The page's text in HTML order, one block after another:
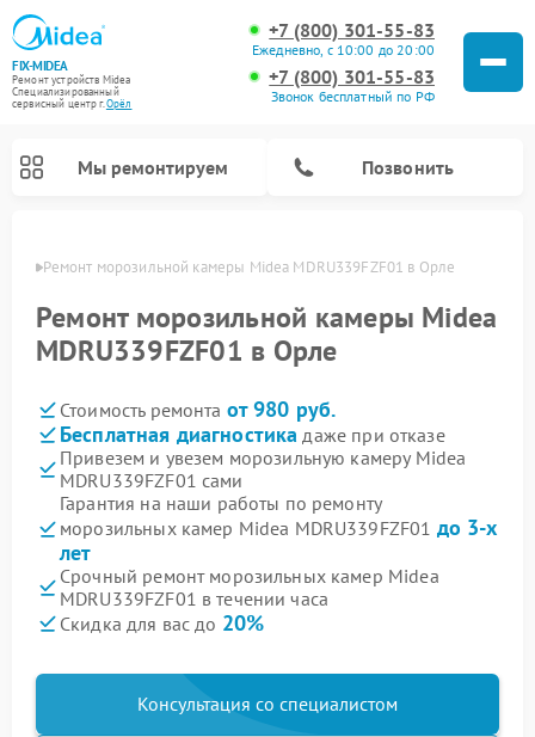
FIX-MIDEA
Ремонт устройств Midea
Специализированный
cервисный центр г.Орёл
+7 (800) 301-55-83
Ежедневно, с 10:00 до 20:00
+7 (800) 301-55-83
Звонок бесплатный по РФ
Мы ремонтируем Позвонить
Ремонт морозильной камеры Midea MDRU339FZF01 в Орле
Ремонт морозильной камеры Midea
MDRU339FZF01 в Орле
Стоимость ремонта от 980 руб.
Бесплатная диагностика даже при отказе
Привезем и увезем морозильную камеру Midea
MDRU339FZF01 сами
Гарантия на наши работы по ремонту
морозильных камер Midea MDRU339FZF01 до 3-х
лет
Срочный ремонт морозильных камер Midea
MDRU339FZF01 в течении часа
Скидка для вас до 20%
Консультация со специалистом